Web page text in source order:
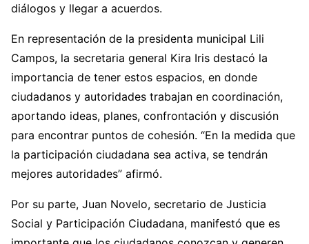
diálogos y llegar a acuerdos.
En representación de la presidenta municipal Lili
Campos, la secretaria general Kira Iris destacó la
importancia de tener estos espacios, en donde
ciudadanos y autoridades trabajan en coordinación,
aportando ideas, planes, confrontación y discusión
para encontrar puntos de cohesión. “En la medida que
la participación ciudadana sea activa, se tendrán
mejores autoridades” afirmó.
Por su parte, Juan Novelo, secretario de Justicia
Social y Participación Ciudadana, manifestó que es